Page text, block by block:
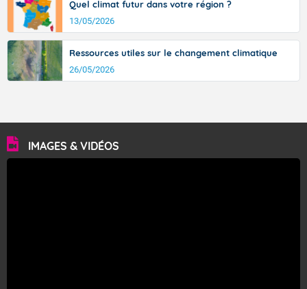
Quel climat futur dans votre région ?
13/05/2026
Ressources utiles sur le changement climatique
26/05/2026
IMAGES & VIDÉOS